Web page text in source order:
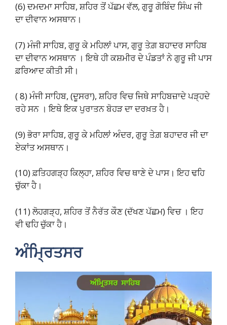
(6) ਦਮਦਮਾ ਸਾਹਿਬ, ਸ਼ਹਿਰ ਤੋਂ ਪੱਛਮ ਵੱਲ, ਗੁਰੂ ਗੋਬਿੰਦ ਸਿੰਘ ਜੀ
ਦਾ ਦੀਵਾਨ ਅਸਥਾਨ।
(7) ਮੰਜੀ ਸਾਹਿਬ, ਗੁਰੂ ਕੇ ਮਹਿਲਾਂ ਪਾਸ, ਗੁਰੂ ਤੇਗ਼ ਬਹਾਦਰ ਸਾਹਿਬ
ਦਾ ਦੀਵਾਨ ਅਸਥਾਨ । ਇਥੇ ਹੀ ਕਸ਼ਮੀਰ ਦੇ ਪੰਡਤਾਂ ਨੇ ਗੁਰੂ ਜੀ ਪਾਸ
ਫ਼ਰਿਆਦ ਕੀਤੀ ਸੀ।
( 8) ਮੰਜੀ ਸਾਹਿਬ, (ਦੂਸਰਾ), ਸ਼ਹਿਰ ਵਿਚ ਜਿਥੇ ਸਾਹਿਬਜ਼ਾਦੇ ਪੜ੍ਹਦੇ
ਰਹੇ ਸਨ । ਇਥੇ ਇਕ ਪੁਰਾਤਨ ਬੋਹੜ ਦਾ ਦਰਖ਼ਤ ਹੈ।
(9) ਭੋਰਾ ਸਾਹਿਬ, ਗੁਰੂ ਕੇ ਮਹਿਲਾਂ ਅੰਦਰ, ਗੁਰੂ ਤੇਗ਼ ਬਹਾਦਰ ਜੀ ਦਾ
ਏਕਾਂਤ ਅਸਥਾਨ।
(10) ਫ਼ਤਿਹਗੜ੍ਹ ਕਿਲ੍ਹਾ, ਸ਼ਹਿਰ ਵਿਚ ਥਾਣੇ ਦੇ ਪਾਸ। ਇਹ ਢਹਿ
ਚੁੱਕਾ ਹੈ।
(11) ਲੋਹਗੜ੍ਹ, ਸ਼ਹਿਰ ਤੋਂ ਨੈਰੱਤ ਕੌਣ (ਦੱਖਣ ਪੱਛਮ) ਵਿਚ । ਇਹ
ਵੀ ਢਹਿ ਚੁੱਕਾ ਹੈ।
ਅੰਮ੍ਰਿਤਸਰ